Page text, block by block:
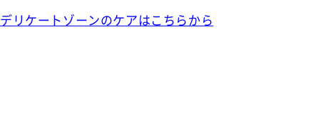
デリケートゾーンのケアはこちらから